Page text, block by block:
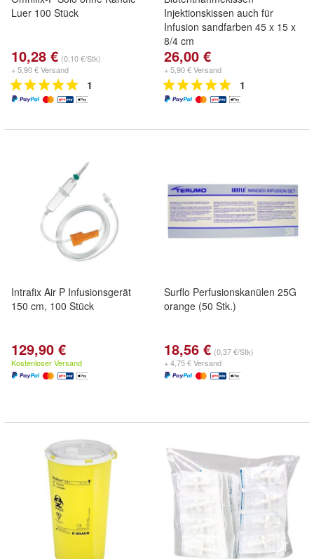
Luer 100 Stück
10,28 € (0,10 €/Stk)
+ 5,90 € Versand
1
Injektionskissen auch für
Infusion sandfarben 45 x 15 x
8/4 cm
26,00 €
+ 5,90 € Versand
1
Intrafix Air P Infusionsgerät
150 cm, 100 Stück
129,90 €
Kostenloser Versand
Surflo Perfusionskanülen 25G
orange (50 Stk.)
18,56 € (0,37 €/Stk)
+ 4,75 € Versand